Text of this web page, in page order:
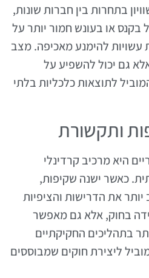
בתחרות בין חברות שונות,
בקנס או בעונש חמור יותר על
עשויות להימנע מאכיפה. מצב
גם יכול להשפיע על
לתוצאות כלכליות בלתי
ותקשורת
היא מרכיב קרדינלי
כאשר ישנה שקיפות,
יותר את הדרישות והציפיות
בחוק, אלא גם מאפשר
בתהליכים החקיקתיים
ליצירת חוקים שמבוססים